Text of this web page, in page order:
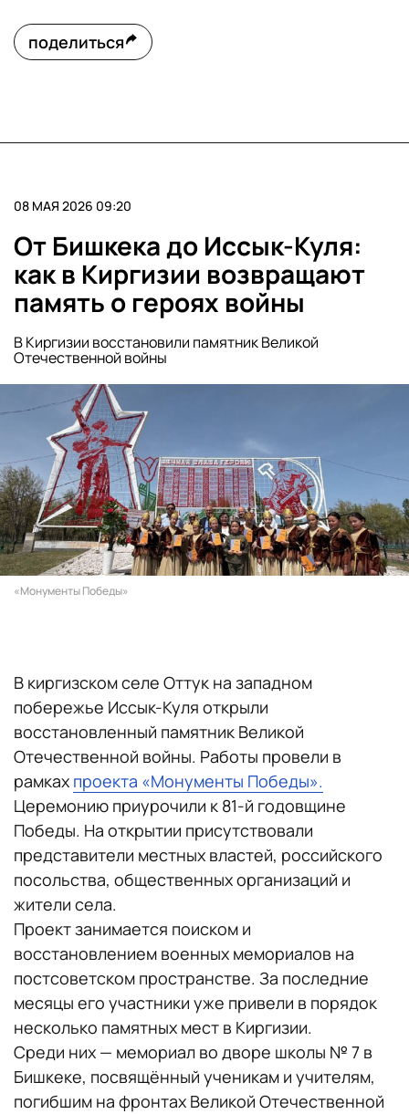
поделиться
08 МАЯ 2026 09:20
От Бишкека до Иссык-Куля:
как в Киргизии возвращают
память о героях войны
В Киргизии восстановили памятник Великой
Отечественной войны
«Монументы Победы»
В киргизском селе Оттук на западном
побережье Иссык-Куля открыли
восстановленный памятник Великой
Отечественной войны. Работы провели в
рамках проекта «Монументы Победы».
Церемонию приурочили к 81-й годовщине
Победы. На открытии присутствовали
представители местных властей, российского
посольства, общественных организаций и
жители села.
Проект занимается поиском и
восстановлением военных мемориалов на
постсоветском пространстве. За последние
месяцы его участники уже привели в порядок
несколько памятных мест в Киргизии.
Среди них — мемориал во дворе школы № 7 в
Бишкеке, посвящённый ученикам и учителям,
погибшим на фронтах Великой Отечественной